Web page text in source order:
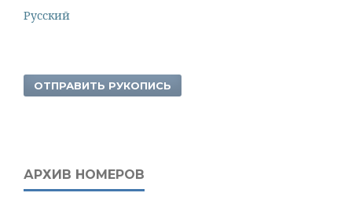
Русский
ОТПРАВИТЬ РУКОПИСЬ
АРХИВ НОМЕРОВ